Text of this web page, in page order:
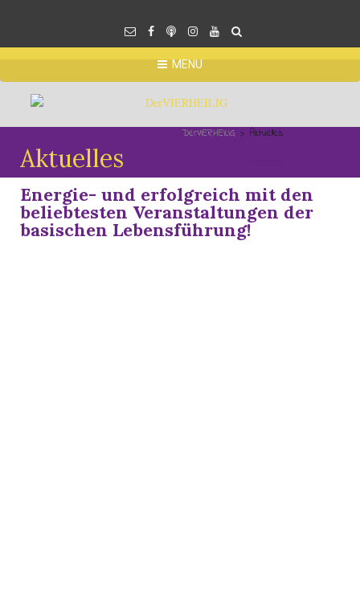
MENU
Aktuelles
DerVIERHEILIG > Aktuelles
Energie- und erfolgreich mit den
beliebtesten Veranstaltungen der
basischen Lebensführung!